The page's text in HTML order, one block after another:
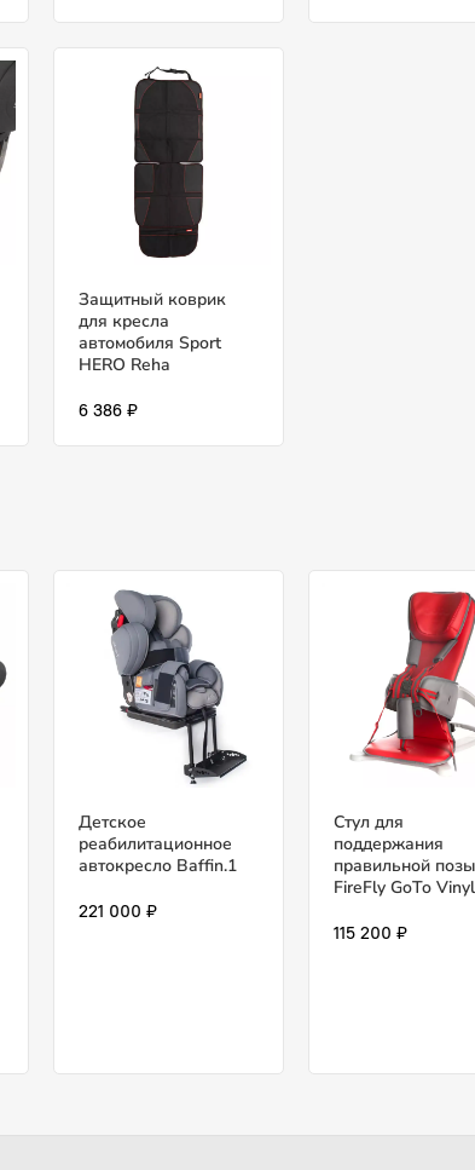
Защитный коврик
для кресла
автомобиля Sport
HERO Reha
6 386 ₽
Детское
реабилитационное
автокресло Baffin.1
221 000 ₽
Стул для
поддержания
правильной позы
FireFly GoTo Vinyl
115 200 ₽